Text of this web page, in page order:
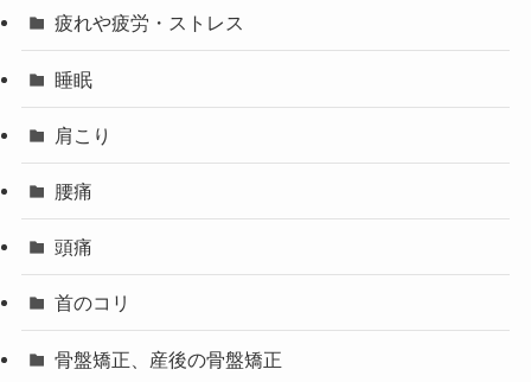
疲れや疲労・ストレス
睡眠
肩こり
腰痛
頭痛
首のコリ
骨盤矯正、産後の骨盤矯正